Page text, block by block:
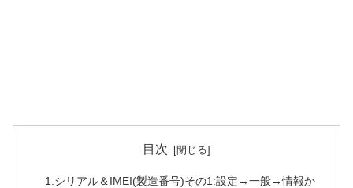
目次
1.シリアル＆IMEI(製造番号)その1:設定→一般→情報か